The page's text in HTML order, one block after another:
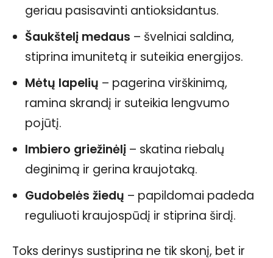
geriau pasisavinti antioksidantus.
Šaukštelį medaus – švelniai saldina,
stiprina imunitetą ir suteikia energijos.
Mėtų lapelių – pagerina virškinimą,
ramina skrandį ir suteikia lengvumo
pojūtį.
Imbiero griežinėlį – skatina riebalų
deginimą ir gerina kraujotaką.
Gudobelės žiedų – papildomai padeda
reguliuoti kraujospūdį ir stiprina širdį.
Toks derinys sustiprina ne tik skonį, bet ir